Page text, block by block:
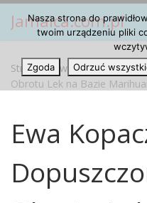
Przejdź do treści
Jamaica.com.pl
Strona główna » Artykuły »
Obrotu Lek na Bazie
Ewa
Nasza strona do
twoim urządzeniu pliki
Zgoda
Odrzuć